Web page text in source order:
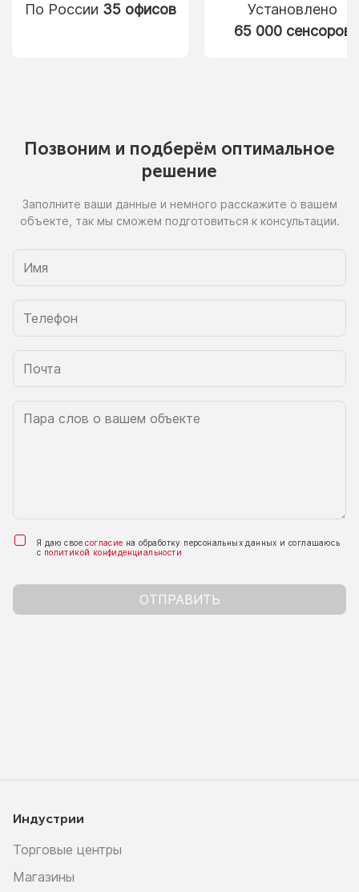
По России 35 офисов
Установлено
65 000 сенсоров
Позвоним и подберём оптимальное
решение
Заполните ваши данные и немного расскажите о вашем
объекте, так мы сможем подготовиться к консультации.
Я даю своесогласие на обработку персональных данных и соглашаюсь
с политикой конфиденциальности
ОТПРАВИТЬ
Индустрии
Торговые центры
Магазины